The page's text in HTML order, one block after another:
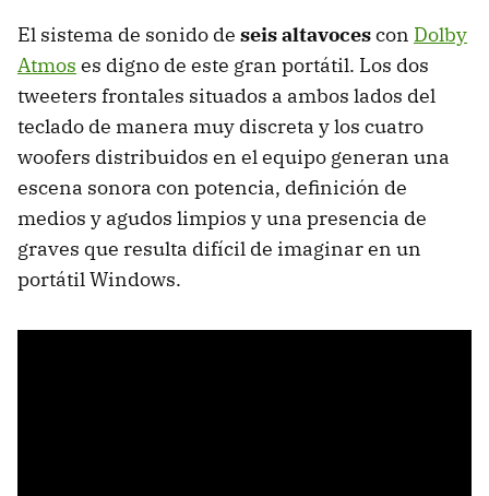
El sistema de sonido de seis altavocescon Dolby
Atmos es digno de este gran portátil. Los dos
tweeters frontales situados a ambos lados del
teclado de manera muy discreta y los cuatro
woofers distribuidos en el equipo generan una
escena sonora con potencia, definición de
medios y agudos limpios y una presencia de
graves que resulta difícil de imaginar en un
portátil Windows.